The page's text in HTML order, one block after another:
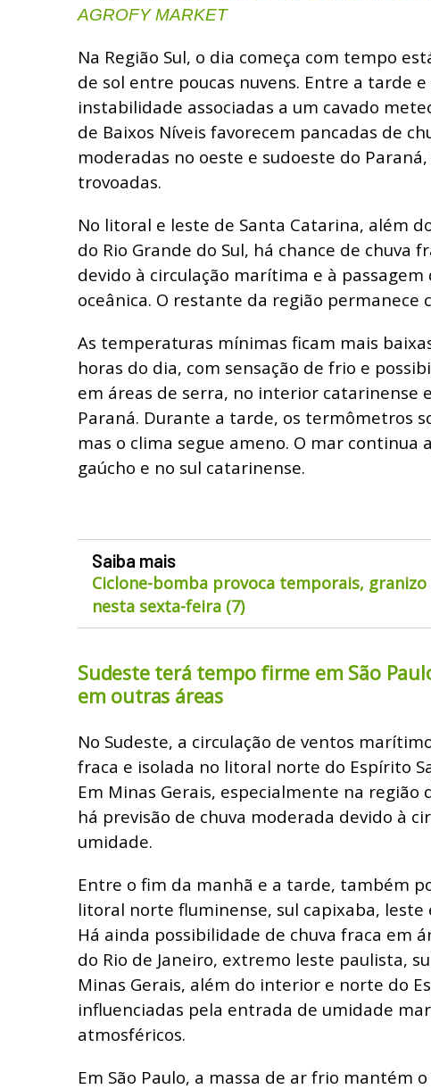
AGROFY MARKET
Na Região Sul, o dia começa com tempo
de sol entre poucas nuvens. Entre a tarde
instabilidade associadas a um cavado
de Baixos Níveis favorecem pancadas de
moderadas no oeste e sudoeste do
trovoadas.
No litoral e leste de Santa Catarina, além
do Rio Grande do Sul, há chance de chuva
devido à circulação marítima e à
oceânica. O restante da região permanece
As temperaturas mínimas ficam mais
horas do dia, com sensação de frio e
em áreas de serra, no interior catarinense
Paraná. Durante a tarde, os termômetros
mas o clima segue ameno. O mar continua
gaúcho e no sul catarinense.
Saiba mais
Ciclone-bomba provoca temporais, granizo
nesta sexta-feira (7)
Sudeste terá tempo firme em São
em outras áreas
No Sudeste, a circulação de ventos
fraca e isolada no litoral norte do Espírito
Em Minas Gerais, especialmente na região
há previsão de chuva moderada devido à
umidade.
Entre o fim da manhã e a tarde, também
litoral norte fluminense, sul capixaba,
Há ainda possibilidade de chuva fraca em
do Rio de Janeiro, extremo leste paulista,
Minas Gerais, além do interior e norte do
influenciadas pela entrada de umidade
atmosféricos.
Em São Paulo, a massa de ar frio mantém